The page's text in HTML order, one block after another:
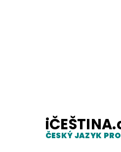
ČESKÝ JAZYK